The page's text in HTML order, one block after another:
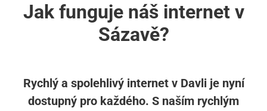
Jak funguje náš internet v
Sázavě?
Rychlý a spolehlivý internet v Davli je nyní
dostupný pro každého. S naším rychlým